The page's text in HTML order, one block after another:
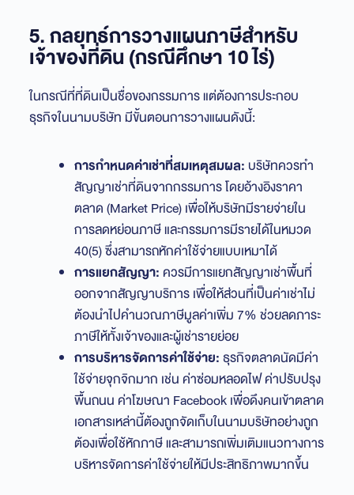
5. กลยุทธ์การวางแผนภาษีสำหรับ
เจ้าของที่ดิน (กรณีศึกษา 10 ไร่)
ในกรณีที่ที่ดินเป็นชื่อของกรรมการ แต่ต้องการประกอบ
ธุรกิจในนามบริษัท มีขั้นตอนการวางแผนดังนี้:
การกำหนดค่าเช่าที่สมเหตุสมผล: บริษัทควรทำ
สัญญาเช่าที่ดินจากกรรมการ โดยอ้างอิงราคา
ตลาด (Market Price) เพื่อให้บริษัทมีรายจ่ายใน
การลดหย่อนภาษี และกรรมการมีรายได้ในหมวด
40(5) ซึ่งสามารถหักค่าใช้จ่ายแบบเหมาได้
การแยกสัญญา: ควรมีการแยกสัญญาเช่าพื้นที่
ออกจากสัญญาบริการ เพื่อให้ส่วนที่เป็นค่าเช่าไม่
ต้องนำไปคำนวณภาษีมูลค่าเพิ่ม 7% ช่วยลดภาระ
ภาษีให้ทั้งเจ้าของและผู้เช่ารายย่อย
การบริหารจัดการค่าใช้จ่าย: ธุรกิจตลาดนัดมีค่า
ใช้จ่ายจุกจิกมาก เช่น ค่าซ่อมหลอดไฟ ค่าปรับปรุง
พื้นถนน ค่าโฆษณา Facebook เพื่อดึงคนเข้าตลาด
เอกสารเหล่านี้ต้องถูกจัดเก็บในนามบริษัทอย่างถูก
ต้องเพื่อใช้หักภาษี และสามารถเพิ่มเติมแนวทางการ
บริหารจัดการค่าใช้จ่ายให้มีประสิทธิภาพมากขึ้น